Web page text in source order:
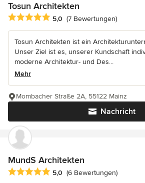
Tosun Architekten
Durchschnittliche Bewertung: 5 von 5
5,0 (7 Bewertungen)
Tosun Architekten ist ein
Unser Ziel ist es, unserer Kundschaft
moderne Architektur- und Des...
Mehr
Nachricht
Mombacher Straße 2A, 55122 Mainz
MundS Architekten
Durchschnittliche Bewertung: 5 von 5
5,0 (6 Bewertungen)